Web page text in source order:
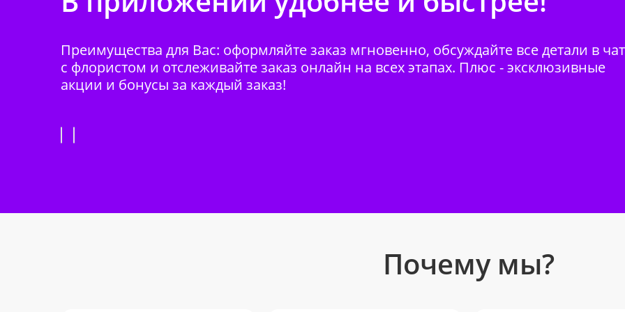
Преимущества для Вас: оформляйте заказ мгновенно, обсуждайте все детали в
с флористом и отслеживайте заказ онлайн на всех этапах. Плюс - эксклюзивные
акции и бонусы за каждый заказ!
Почему мы?